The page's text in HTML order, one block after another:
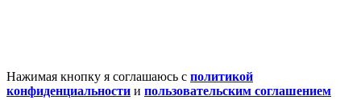
Нажимая кнопку я соглашаюсь с политикой
конфиденциальности и пользовательским соглашением